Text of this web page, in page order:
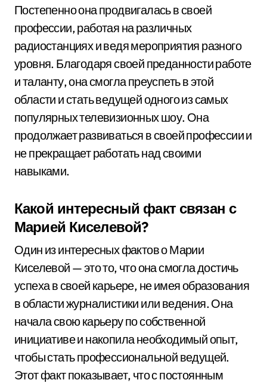
Постепенно она продвигалась в своей
профессии, работая на различных
радиостанциях и ведя мероприятия разного
уровня. Благодаря своей преданности работе
и таланту, она смогла преуспеть в этой
области и стать ведущей одного из самых
популярных телевизионных шоу. Она
продолжает развиваться в своей профессии и
не прекращает работать над своими
навыками.
Какой интересный факт связан с
Марией Киселевой?
Один из интересных фактов о Марии
Киселевой — это то, что она смогла достичь
успеха в своей карьере, не имея образования
в области журналистики или ведения. Она
начала свою карьеру по собственной
инициативе и накопила необходимый опыт,
чтобы стать профессиональной ведущей.
Этот факт показывает, что с постоянным